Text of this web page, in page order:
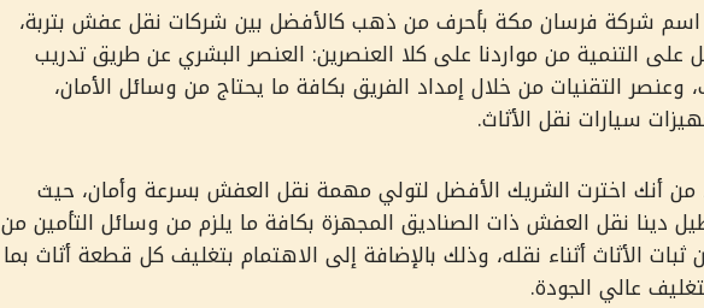
شركة فرسان مكة بأحرف من ذهب كالأفضل بين شركات نقل عفش بتربة،
على التنمية من مواردنا على كلا العنصرين: العنصر البشري عن طريق تدريب
وعنصر التقنيات من خلال إمداد الفريق بكافة ما يحتاج من وسائل الأمان،
سيارات نقل الأثاث.
من أنك اخترت الشريك الأفضل لتولي مهمة نقل العفش بسرعة وأمان، حيث
دينا نقل العفش ذات الصناديق المجهزة بكافة ما يلزم من وسائل التأمين من
ثبات الأثاث أثناء نقله، وذلك بالإضافة إلى الاهتمام بتغليف كل قطعة أثاث بما
عالي الجودة.